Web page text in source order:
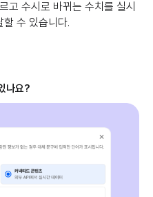
고 수시로 바뀌는 수치를 실시
수 있습니다.
나요?